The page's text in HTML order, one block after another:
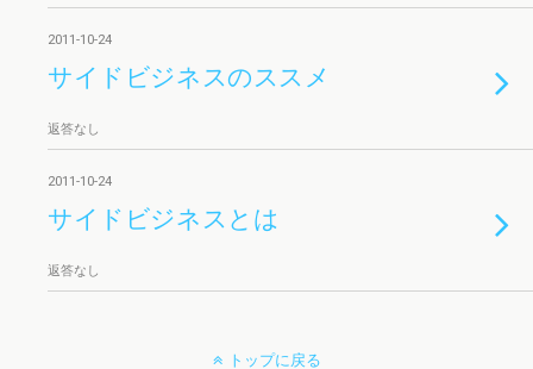
2011-10-24
サイドビジネスのススメ
返答なし
2011-10-24
サイドビジネスとは
返答なし
トップに戻る